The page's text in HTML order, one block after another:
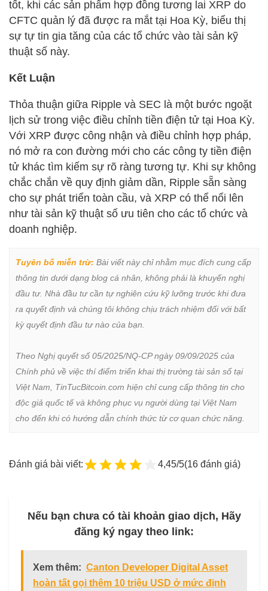
tốt, khi các sản phẩm hợp đồng tương lai XRP do
CFTC quản lý đã được ra mắt tại Hoa Kỳ, biểu thị
sự tự tin gia tăng của các tổ chức vào tài sản kỹ
thuật số này.
Kết Luận
Thỏa thuận giữa Ripple và SEC là một bước ngoặt
lịch sử trong việc điều chỉnh tiền điện tử tại Hoa Kỳ.
Với XRP được công nhận và điều chỉnh hợp pháp,
nó mở ra con đường mới cho các công ty tiền điện
tử khác tìm kiếm sự rõ ràng tương tự. Khi sự không
chắc chắn về quy định giảm dần, Ripple sẵn sàng
cho sự phát triển toàn cầu, và XRP có thể nổi lên
như tài sản kỹ thuật số ưu tiên cho các tổ chức và
doanh nghiệp.
Tuyên bố miễn trừ: Bài viết này chỉ nhằm mục đích cung cấp
thông tin dưới dạng blog cá nhân, không phải là khuyến nghị
đầu tư. Nhà đầu tư cần tự nghiên cứu kỹ lưỡng trước khi đưa
ra quyết định và chúng tôi không chịu trách nhiệm đối với bất
kỳ quyết định đầu tư nào của bạn.
Theo Nghị quyết số 05/2025/NQ-CP ngày 09/09/2025 của
Chính phủ về việc thí điểm triển khai thị trường tài sản số tại
Việt Nam, TinTucBitcoin.com hiện chỉ cung cấp thông tin cho
độc giả quốc tế và không phục vụ người dùng tại Việt Nam
cho đến khi có hướng dẫn chính thức từ cơ quan chức năng.
Đánh giá bài viết: 4,45/5(16 đánh giá)
Nếu bạn chưa có tài khoản giao dịch, Hãy
đăng ký ngay theo link:
Xem thêm: Canton Developer Digital Asset
hoàn tất gọi thêm 10 triệu USD ở mức định